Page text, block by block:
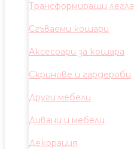
Трансформиращи легла
Сгъваеми кошари
Аксесоари за кошара
Скринове и гардероби
Други мебели
Дивани и мебели
Декорация